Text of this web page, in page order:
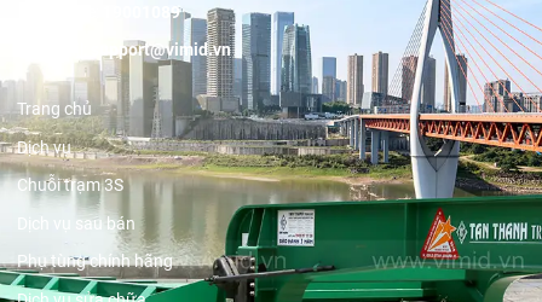
19001089
support@vimid.vn
Trang chủ
Dịch vụ
Chuỗi trạm 3S
Dịch vụ sau bán
Phụ tùng chính hãng